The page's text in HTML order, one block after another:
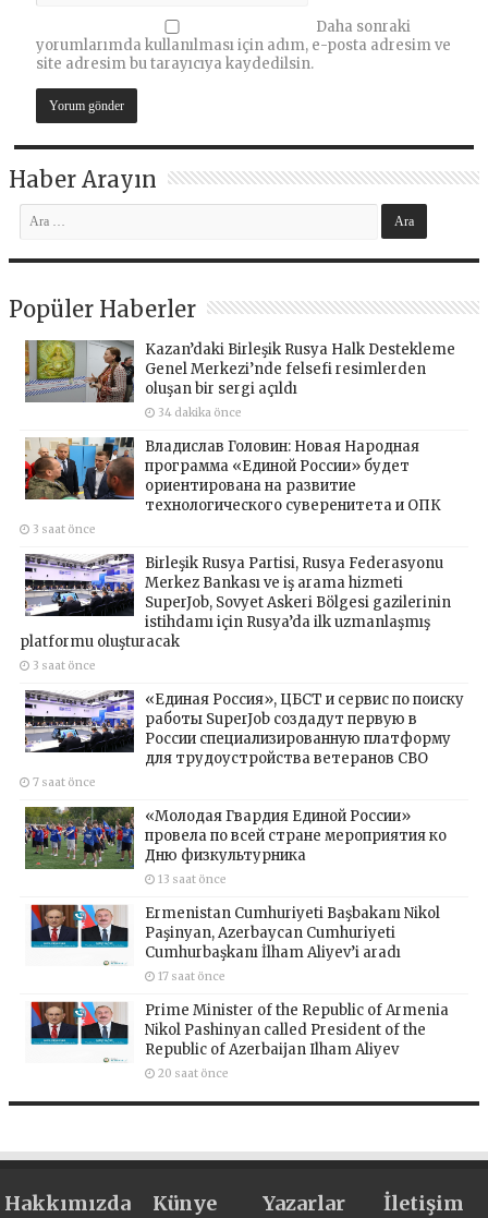
Daha sonraki
yorumlarımda kullanılması için adım, e-posta adresim ve
site adresim bu tarayıcıya kaydedilsin.
Haber Arayın
Popüler Haberler
Kazan’daki Birleşik Rusya Halk Destekleme
Genel Merkezi’nde felsefi resimlerden
oluşan bir sergi açıldı
34 dakika önce
Владислав Головин: Новая Народная
программа «Единой России» будет
ориентирована на развитие
технологического суверенитета и ОПК
3 saat önce
Birleşik Rusya Partisi, Rusya Federasyonu
Merkez Bankası ve iş arama hizmeti
SuperJob, Sovyet Askeri Bölgesi gazilerinin
istihdamı için Rusya’da ilk uzmanlaşmış
platformu oluşturacak
3 saat önce
«Единая Россия», ЦБСТ и сервис по поиску
работы SuperJob создадут первую в
России специализированную платформу
для трудоустройства ветеранов СВО
7 saat önce
«Молодая Гвардия Единой России»
провела по всей стране мероприятия ко
Дню физкультурника
13 saat önce
Ermenistan Cumhuriyeti Başbakanı Nikol
Paşinyan, Azerbaycan Cumhuriyeti
Cumhurbaşkanı İlham Aliyev’i aradı
17 saat önce
Prime Minister of the Republic of Armenia
Nikol Pashinyan called President of the
Republic of Azerbaijan Ilham Aliyev
20 saat önce
Hakkımızda Künye Yazarlar İletişim